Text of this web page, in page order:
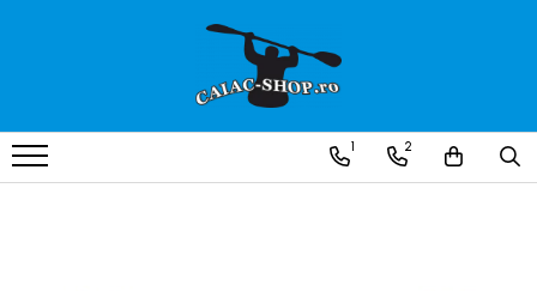
Caiace
Caiace tandem
1 2